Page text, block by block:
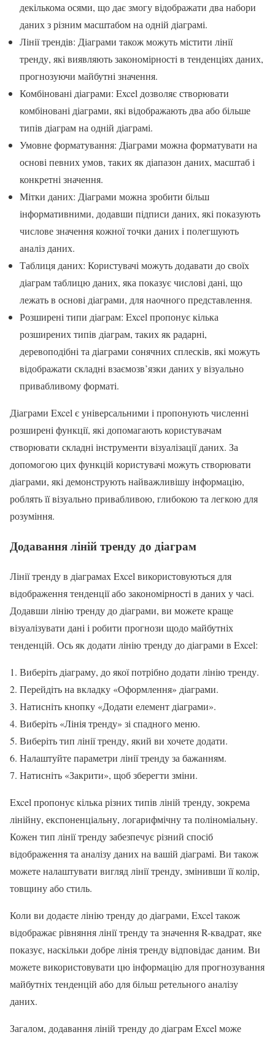
декількома осями, що дає змогу відображати два набори
даних з різним масштабом на одній діаграмі.
Лінії трендів: Діаграми також можуть містити лінії
тренду, які виявляють закономірності в тенденціях даних,
прогнозуючи майбутні значення.
Комбіновані діаграми: Excel дозволяє створювати
комбіновані діаграми, які відображають два або більше
типів діаграм на одній діаграмі.
Умовне форматування: Діаграми можна форматувати на
основі певних умов, таких як діапазон даних, масштаб і
конкретні значення.
Мітки даних: Діаграми можна зробити більш
інформативними, додавши підписи даних, які показують
числове значення кожної точки даних і полегшують
аналіз даних.
Таблиця даних: Користувачі можуть додавати до своїх
діаграм таблицю даних, яка показує числові дані, що
лежать в основі діаграми, для наочного представлення.
Розширені типи діаграм: Excel пропонує кілька
розширених типів діаграм, таких як радарні,
деревоподібні та діаграми сонячних сплесків, які можуть
відображати складні взаємозв’язки даних у візуально
привабливому форматі.
Діаграми Excel є універсальними і пропонують численні
розширені функції, які допомагають користувачам
створювати складні інструменти візуалізації даних. За
допомогою цих функцій користувачі можуть створювати
діаграми, які демонструють найважливішу інформацію,
роблять її візуально привабливою, глибокою та легкою для
розуміння.
Додавання ліній тренду до діаграм
Лінії тренду в діаграмах Excel використовуються для
відображення тенденції або закономірності в даних у часі.
Додавши лінію тренду до діаграми, ви можете краще
візуалізувати дані і робити прогнози щодо майбутніх
тенденцій. Ось як додати лінію тренду до діаграми в Excel:
Виберіть діаграму, до якої потрібно додати лінію тренду.
Перейдіть на вкладку «Оформлення» діаграми.
Натисніть кнопку «Додати елемент діаграми».
Виберіть «Лінія тренду» зі спадного меню.
Виберіть тип лінії тренду, який ви хочете додати.
Налаштуйте параметри лінії тренду за бажанням.
Натисніть «Закрити», щоб зберегти зміни.
Excel пропонує кілька різних типів ліній тренду, зокрема
лінійну, експоненціальну, логарифмічну та поліноміальну.
Кожен тип лінії тренду забезпечує різний спосіб
відображення та аналізу даних на вашій діаграмі. Ви також
можете налаштувати вигляд лінії тренду, змінивши її колір,
товщину або стиль.
Коли ви додаєте лінію тренду до діаграми, Excel також
відображає рівняння лінії тренду та значення R-квадрат, яке
показує, наскільки добре лінія тренду відповідає даним. Ви
можете використовувати цю інформацію для прогнозування
майбутніх тенденцій або для більш ретельного аналізу
даних.
Загалом, додавання ліній тренду до діаграм Excel може